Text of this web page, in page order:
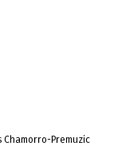
Chamorro-Premuzic